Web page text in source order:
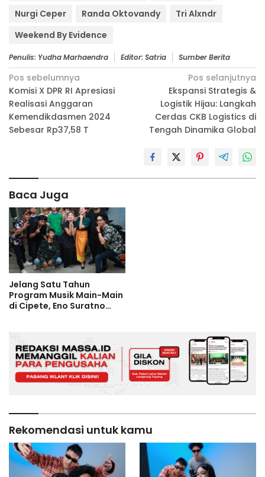
Nurgi Ceper Randa Oktovandy
Tri Alxndr
Weekend By Evidence
Penulis: Yudha Marhaendra Editor: Satria Sumber Berita
Navigasi
pos
Pos sebelumnya
Komisi X DPR RI Apresiasi
Realisasi Anggaran
Kemendikdasmen 2024
Sebesar Rp37,58 T
Pos selanjutnya
Ekspansi Strategis &
Logistik Hijau: Langkah
Cerdas CKB Logistics di
Tengah Dinamika Global
Baca Juga
Jelang Satu Tahun
Program Musik Main-Main
di Cipete, Eno Suratno
Rekomendasi untuk kamu